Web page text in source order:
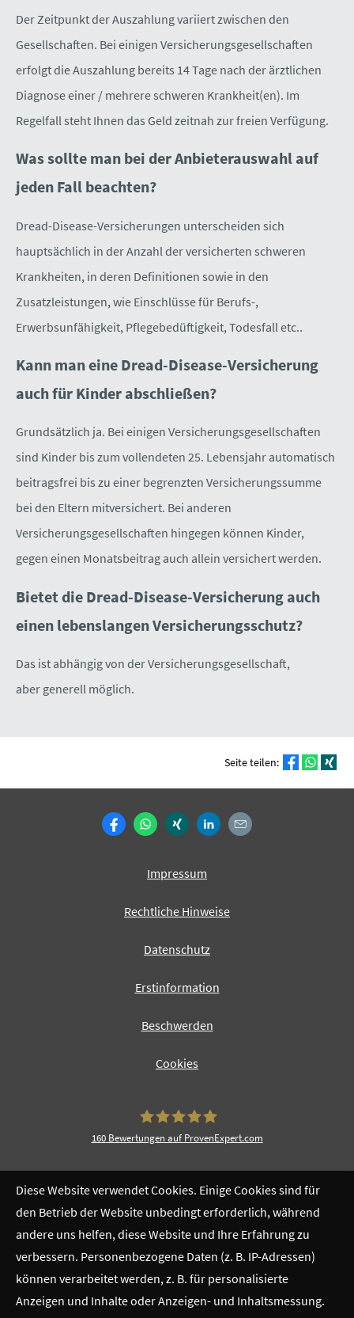
Der Zeitpunkt der Auszahlung variiert zwischen den
Gesellschaften. Bei einigen Versicherungsgesellschaften
erfolgt die Auszahlung bereits 14 Tage nach der ärztlichen
Diagnose einer / mehrere schweren Krankheit(en). Im
Regelfall steht Ihnen das Geld zeitnah zur freien Verfügung.
Was sollte man bei der Anbieterauswahl auf
jeden Fall beachten?
Dread-Disease-Versicherungen unterscheiden sich
hauptsächlich in der Anzahl der versicherten schweren
Krank­hei­ten, in deren Definitionen sowie in den
Zusatzleistungen, wie Einschlüsse für Berufs-,
Erwerbsunfähigkeit, Pflegebedüftigkeit, Todesfall etc..
Kann man eine Dread-Disease-Versicherung
auch für Kinder abschließen?
Grundsätzlich ja. Bei einigen Versicherungsgesellschaften
sind Kinder bis zum vollendeten 25. Lebensjahr automatisch
beitragsfrei bis zu einer begrenzten Versicherungssumme
bei den Eltern mitversichert. Bei anderen
Versicherungsgesellschaften hingegen können Kinder,
gegen einen Monatsbeitrag auch allein versichert werden.
Bietet die Dread-Disease-Versicherung auch
einen lebenslangen Versicherungsschutz?
Das ist abhängig von der Versicherungsgesellschaft,
aber generell möglich.
Seite teilen:
Impressum
Rechtliche Hinweise
Datenschutz
Erstinformation
Beschwerden
Cookies
160Bewertungen auf ProvenExpert.com
Diese Website verwendet Cookies. Einige Cookies sind für
den Betrieb der Website unbedingt erforderlich, während
andere uns helfen, diese Website und Ihre Erfahrung zu
verbessern. Personenbezogene Daten (z. B. IP-Adressen)
können verarbeitet werden, z. B. für personalisierte
Anzeigen und Inhalte oder Anzeigen- und Inhaltsmessung.